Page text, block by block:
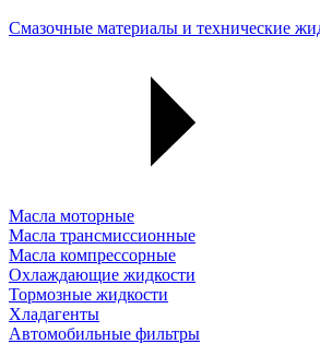
Смазочные материалы и технические
Масла моторные
Масла трансмиссионные
Масла компрессорные
Охлаждающие жидкости
Тормозные жидкости
Хладагенты
Автомобильные фильтры